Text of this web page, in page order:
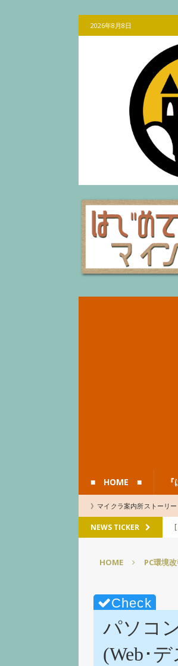
2026年8月8日
■ HOME ■
》マイクラ案内所ストーリ
NEWS TICKER
HOME PC環境
パソコ
(Web･